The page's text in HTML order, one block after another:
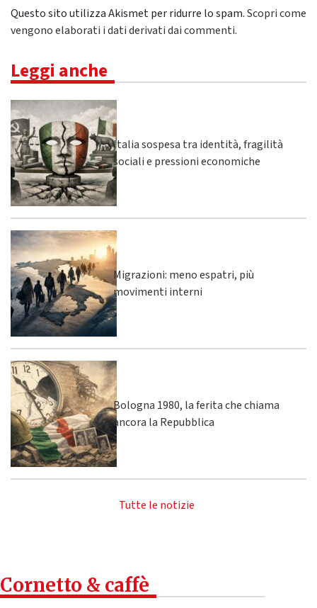
Questo sito utilizza Akismet per ridurre lo spam.Scopri come
vengono elaborati i dati derivati dai commenti.
Leggi anche
Italia sospesa tra identità, fragilità
sociali e pressioni economiche
Migrazioni: meno espatri, più
movimenti interni
Bologna 1980, la ferita che chiama
ancora la Repubblica
Tutte le notizie
Cornetto & caffè